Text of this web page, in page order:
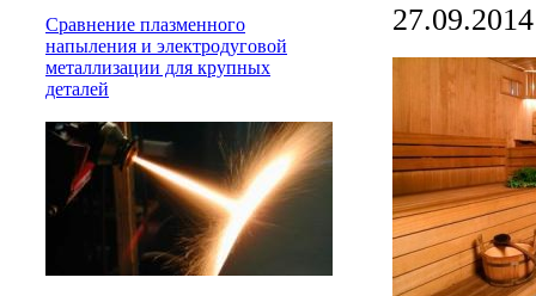
Сравнение плазменного
напыления и электродуговой
металлизации для крупных
деталей
27.09.2014